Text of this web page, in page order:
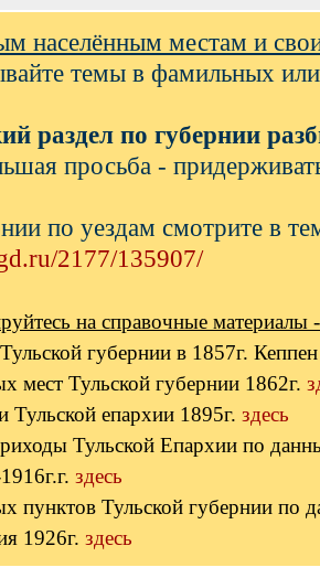
населённым местам и
темы в фамильных
раздел по губернии
просьба -
по уездам смотрите в
2177/135907/
на справочные материалы -
Тульской губернии в 1857г.
мест Тульской губернии 1862г.
епархии 1895г. здесь
Тульской Епархии по
здесь
пунктов Тульской губернии по
1926г. здесь